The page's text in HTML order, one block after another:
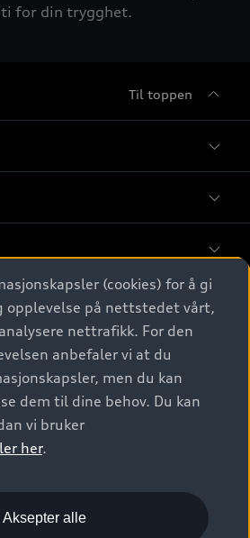
for din trygghet.
Til toppen
All Rights Reserved.
(cookies) for å gi
opplevelse på nettstedet vårt,
nettrafikk. For den
anbefaler vi at du
men du kan
dem til dine behov. Du kan
vi bruker
her.
Aksepter alle